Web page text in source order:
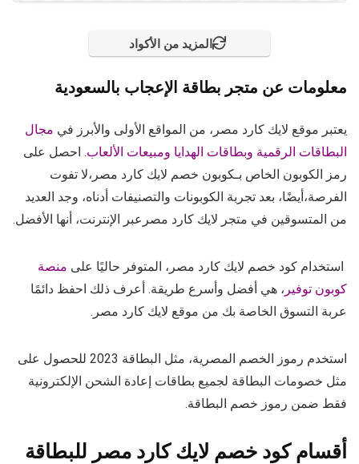
المزيد من الأكواد
معلومات عن متجر بطاقة الإعجاب بالسعودية
يعتبر موقع لايك كارد مصر، من المواقع الأولى والأبرز في مجال
البطاقات الرقمية وبطاقات الهدايا ومبيعات الألعاب. احصل على
رمز الكوبون الخاص بـكوبون خصم لايك كارد مصر،لا تفوت
الفرصة،أيضًا، بعد تجربة الكوبونات والتصنيفات أدناه، وجد العديد
من المتسوقين في متجر لايك كارد مصرعبر الإنترنت، أنها الأفضل.
استخدام كود خصم لايك كارد مصر، المتوفر حاليًا على منصة
كوبون توفير ، هي أفضل وأسرع طريقة. أعرف ذلك احفظ دائمًا
عربة التسوق الخاصة بك من موقع لايك كارد مصر.
استخدم رموز الخصم المصرية، مثل البطاقة 2023 للحصول على
مثل خصومات البطاقة لجميع بطاقات إعادة الشحن الإلكترونية
فقط ضمن رموز خصم البطاقة.
أقسام كود خصم لايك كارد مصر للبطاقة